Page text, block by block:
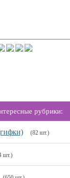
рубрики:
(82 шт.)
шт.)